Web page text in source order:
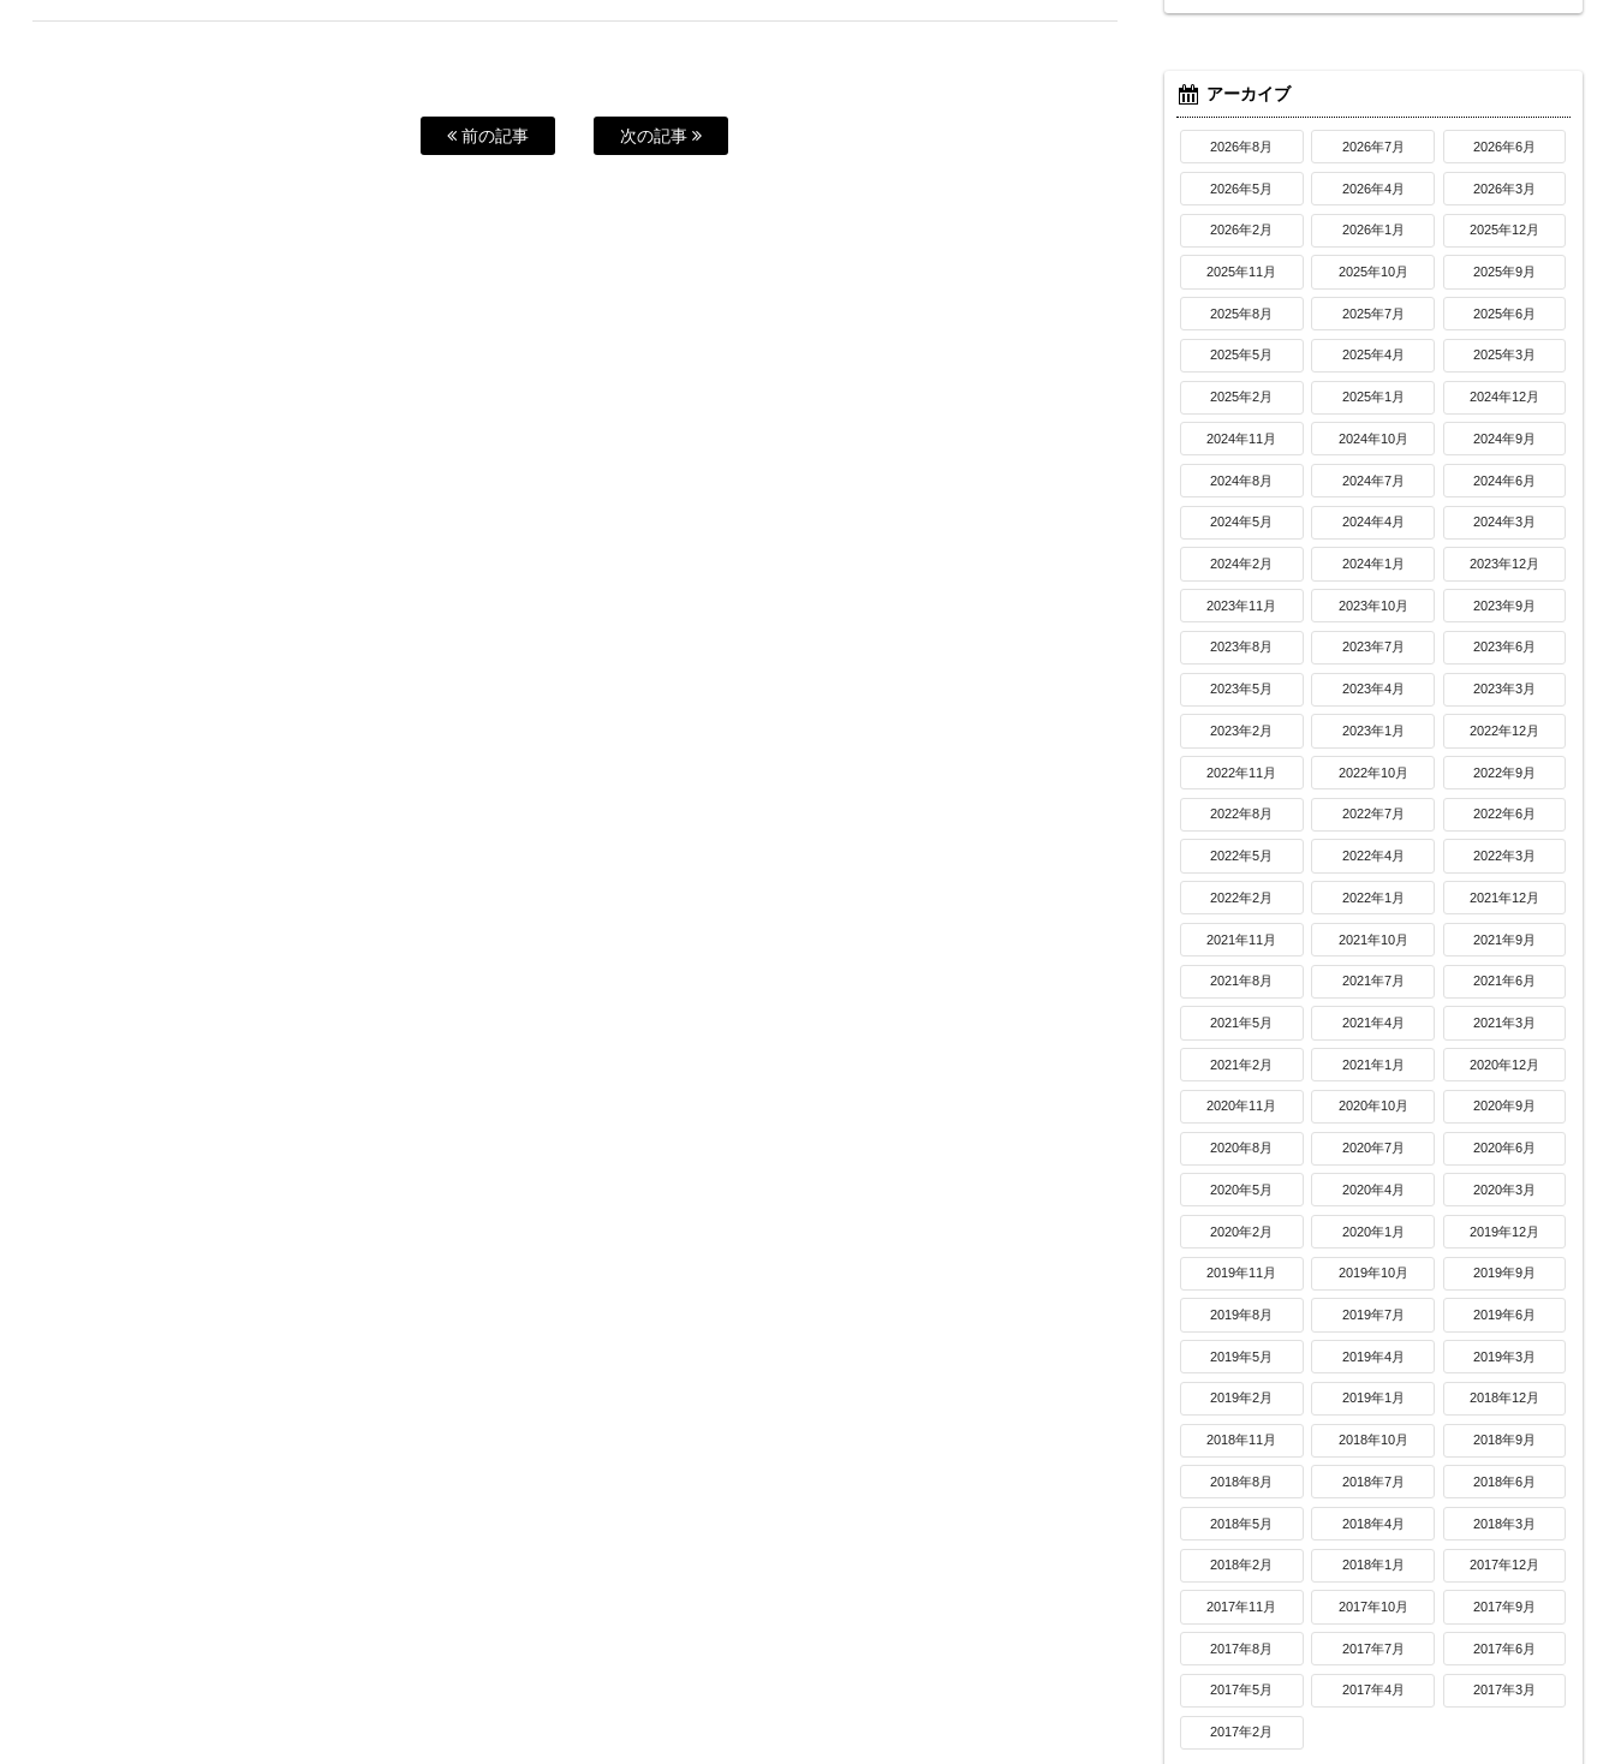
前の記事 次の記事
アーカイブ
2026年8月 2026年7月 2026年6月
2026年5月 2026年4月 2026年3月
2026年2月 2026年1月 2025年12月
2025年11月 2025年10月 2025年9月
2025年8月 2025年7月 2025年6月
2025年5月 2025年4月 2025年3月
2025年2月 2025年1月 2024年12月
2024年11月 2024年10月 2024年9月
2024年8月 2024年7月 2024年6月
2024年5月 2024年4月 2024年3月
2024年2月 2024年1月 2023年12月
2023年11月 2023年10月 2023年9月
2023年8月 2023年7月 2023年6月
2023年5月 2023年4月 2023年3月
2023年2月 2023年1月 2022年12月
2022年11月 2022年10月 2022年9月
2022年8月 2022年7月 2022年6月
2022年5月 2022年4月 2022年3月
2022年2月 2022年1月 2021年12月
2021年11月 2021年10月 2021年9月
2021年8月 2021年7月 2021年6月
2021年5月 2021年4月 2021年3月
2021年2月 2021年1月 2020年12月
2020年11月 2020年10月 2020年9月
2020年8月 2020年7月 2020年6月
2020年5月 2020年4月 2020年3月
2020年2月 2020年1月 2019年12月
2019年11月 2019年10月 2019年9月
2019年8月 2019年7月 2019年6月
2019年5月 2019年4月 2019年3月
2019年2月 2019年1月 2018年12月
2018年11月 2018年10月 2018年9月
2018年8月 2018年7月 2018年6月
2018年5月 2018年4月 2018年3月
2018年2月 2018年1月 2017年12月
2017年11月 2017年10月 2017年9月
2017年8月 2017年7月 2017年6月
2017年5月 2017年4月 2017年3月
2017年2月